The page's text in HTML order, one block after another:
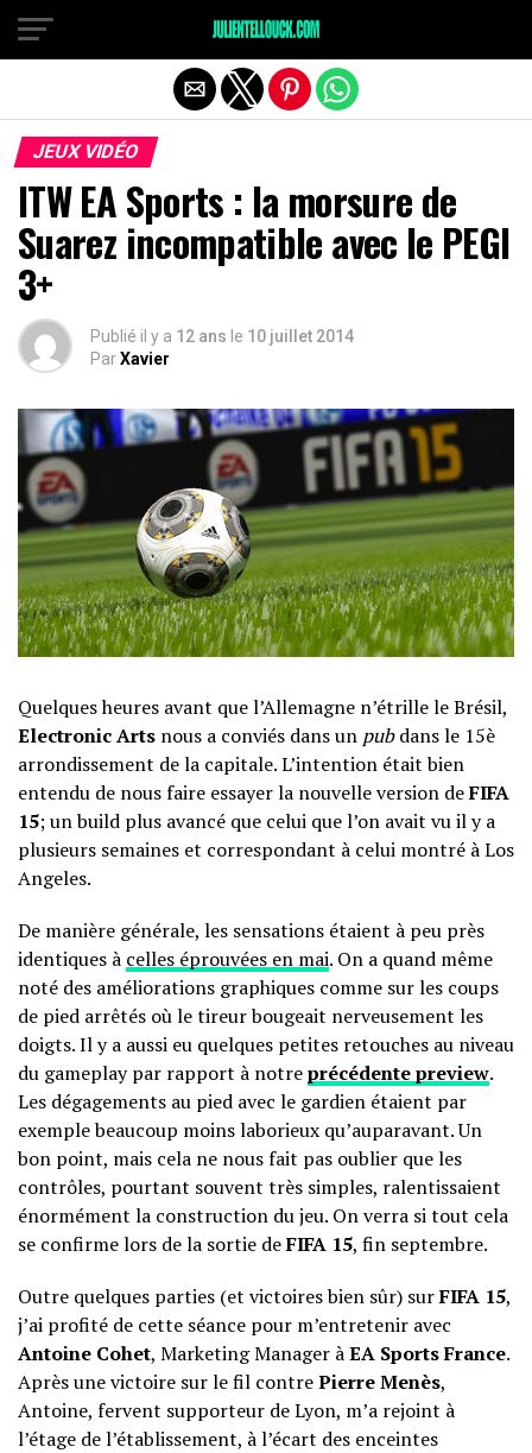
JEUX VIDÉO
ITW EA Sports : la morsure de
Suarez incompatible avec le PEGI
3+
Publié il y a 12 ans le 10 juillet 2014
ParXavier
Quelques heures avant que l’Allemagne n’étrille le Brésil,
Electronic Arts nous a conviés dans un pubdans le 15è
arrondissement de la capitale. L’intention était bien
entendu de nous faire essayer la nouvelle version deFIFA
15; un build plus avancé que celui que l’on avait vu il y a
plusieurs semaines et correspondant à celui montré à Los
Angeles.
De manière générale, les sensations étaient à peu près
identiques à celles éprouvées en mai. On a quand même
noté des améliorations graphiques comme sur les coups
de pied arrêtés où le tireur bougeait nerveusement les
doigts. Il y a aussi eu quelques petites retouches au niveau
du gameplay par rapport à notreprécédente preview.
Les dégagements au pied avec le gardien étaient par
exemple beaucoup moins laborieux qu’auparavant. Un
bon point, mais cela ne nous fait pas oublier que les
contrôles, pourtant souvent très simples, ralentissaient
énormément la construction du jeu. On verra si tout cela
se confirme lors de la sortie deFIFA 15, fin septembre.
Outre quelques parties (et victoires bien sûr) surFIFA 15,
j’ai profité de cette séance pour m’entretenir avec
Antoine Cohet, Marketing Manager àEA Sports France.
Après une victoire sur le fil contrePierre Menès,
Antoine, fervent supporteur de Lyon, m’a rejoint à
l’étage de l’établissement, à l’écart des enceintes